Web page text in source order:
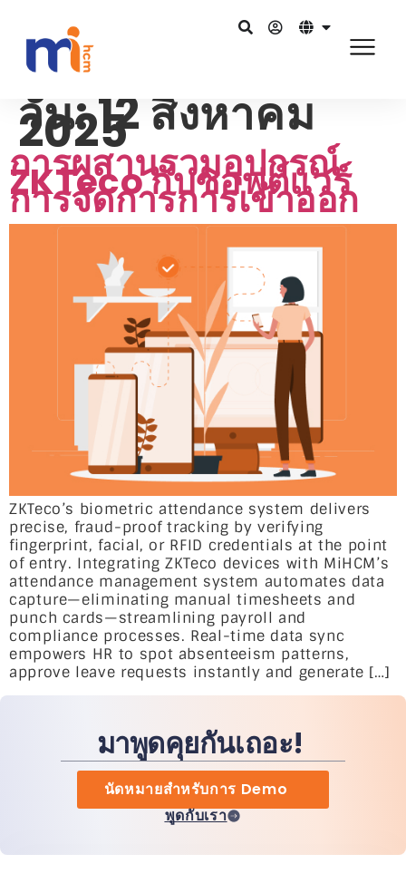
วัน:12 สิงหาคม
2025
การผสานรวมอุปกรณ์
ZKTeco กับซอฟต์แวร์
การจัดการการเข้าออก
ZKTeco’s biometric attendance system delivers
precise, fraud-proof tracking by verifying
fingerprint, facial, or RFID credentials at the point
of entry. Integrating ZKTeco devices with MiHCM’s
attendance management system automates data
capture—eliminating manual timesheets and
punch cards—streamlining payroll and
compliance processes. Real-time data sync
empowers HR to spot absenteeism patterns,
approve leave requests instantly and generate […]
มาพูดคุยกันเถอะ!
นัดหมายสำหรับการ Demo
พูดกับเรา